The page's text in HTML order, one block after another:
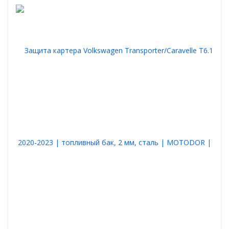
Купить защиту картера двигателя и КПП Motodor для
цене и с гарантией качества от проверенного производителя.